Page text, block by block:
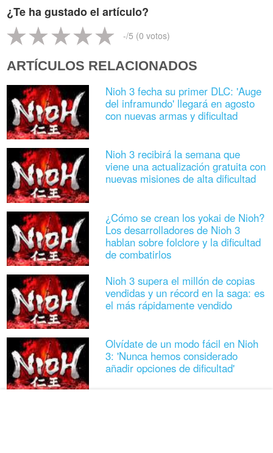
¿Te ha gustado el artículo?
-/5 (0 votos)
ARTÍCULOS RELACIONADOS
Nioh 3 fecha su primer DLC: 'Auge
del inframundo' llegará en agosto
con nuevas armas y dificultad
Nioh 3 recibirá la semana que
viene una actualización gratuita con
nuevas misiones de alta dificultad
¿Cómo se crean los yokai de Nioh?
Los desarrolladores de Nioh 3
hablan sobre folclore y la dificultad
de combatirlos
Nioh 3 supera el millón de copias
vendidas y un récord en la saga: es
el más rápidamente vendido
Olvídate de un modo fácil en Nioh
3: 'Nunca hemos considerado
añadir opciones de dificultad'